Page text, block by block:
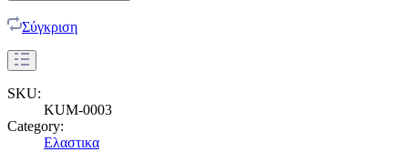
Σύγκριση
SKU:
KUM-0003
Category:
Ελαστικα